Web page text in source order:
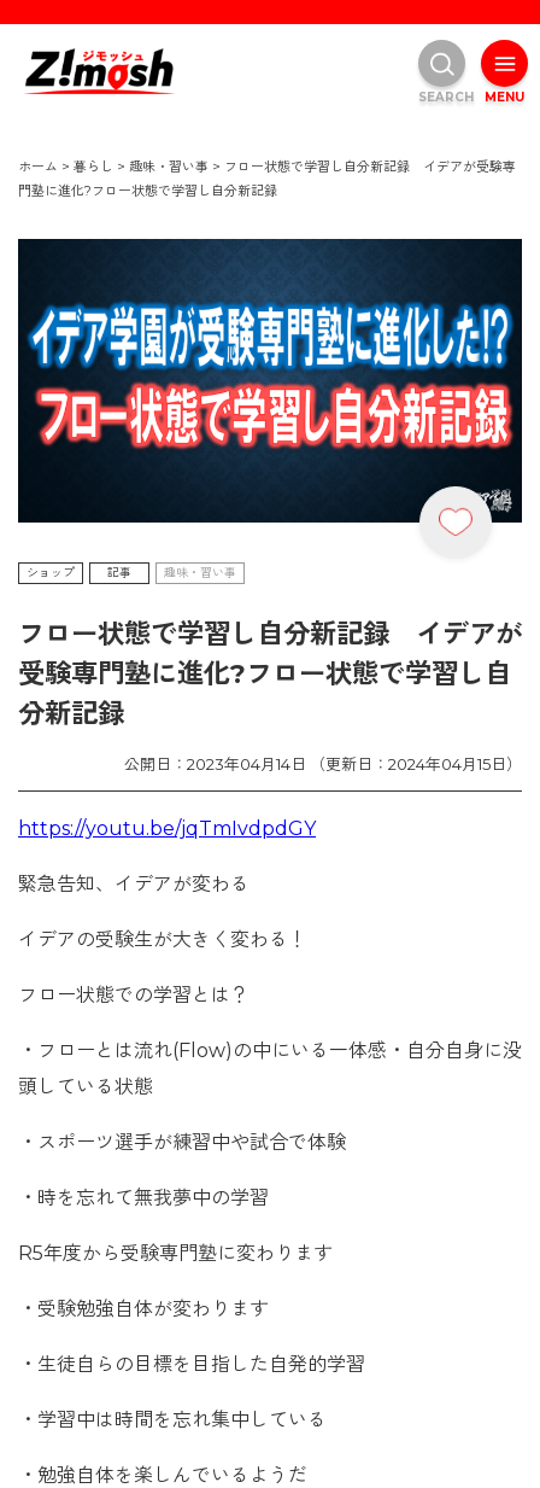
ホーム > 暮らし > 趣味・習い事 > フロー状態で学習し自分新記録 イデアが受験専
門塾に進化?フロー状態で学習し自分新記録
ショップ 記事 趣味・習い事
フロー状態で学習し自分新記録 イデアが
受験専門塾に進化?フロー状態で学習し自
分新記録
公開日：2023年04月14日 （更新日：2024年04月15日）
https://youtu.be/jqTmIvdpdGY
緊急告知、イデアが変わる
イデアの受験生が大きく変わる！
フロー状態での学習とは？
・フローとは流れ(Flow)の中にいる一体感・自分自身に没
頭している状態
・スポーツ選手が練習中や試合で体験
・時を忘れて無我夢中の学習
R5年度から受験専門塾に変わります
・受験勉強自体が変わります
・生徒自らの目標を目指した自発的学習
・学習中は時間を忘れ集中している
・勉強自体を楽しんでいるようだ
MENU
SEARCH